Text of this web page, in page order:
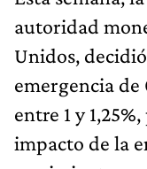
autoridad
Unidos,
emergencia de
entre 1 y
impacto de la